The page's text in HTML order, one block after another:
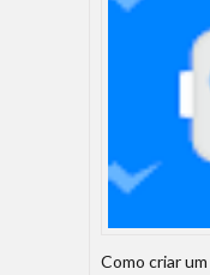
Como criar